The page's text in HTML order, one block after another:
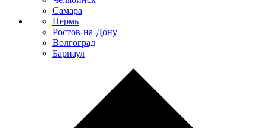
Самара
Пермь
Ростов-на-Дону
Волгоград
Барнаул